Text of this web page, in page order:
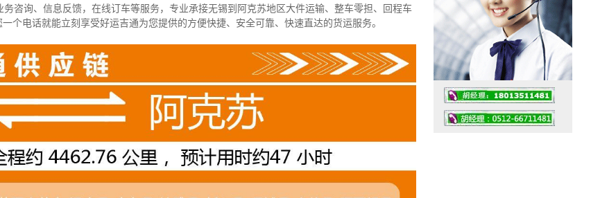
咨询、信息反馈，在线订车等服务， 专业承接无锡到阿克苏地区大件运输、整车零担、回程车
个电话就能立刻享受好运吉通为您提供的方便快捷、安全可靠、快速直达的货运服务。